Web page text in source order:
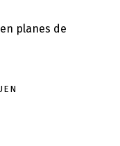
planes de